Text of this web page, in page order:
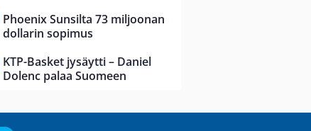
Phoenix Sunsilta 73 miljoonan
dollarin sopimus
KTP-Basket jysäytti – Daniel
Dolenc palaa Suomeen